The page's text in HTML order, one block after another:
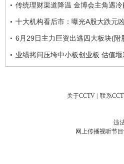
传统理财渠道降温 金博会主角遇
十大机构看后市：曝光A股大跌元凶
6月29日主力巨资出逃四大板块(附
业绩拷问压垮中小板创业板 估值堰
关于CCTV | 联系
违
网上传播视听节